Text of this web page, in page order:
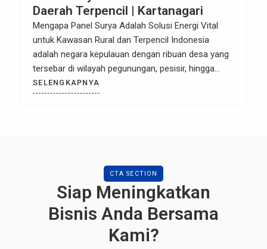
Daerah Terpencil | Kartanagari
Mengapa Panel Surya Adalah Solusi Energi Vital
untuk Kawasan Rural dan Terpencil Indonesia
adalah negara kepulauan dengan ribuan desa yang
tersebar di wilayah pegunungan, pesisir, hingga
pulau-pulau kecil. Bagi wilayah perkotaan, listrik
adalah komoditas yang “tinggal colok”. Namun, bagi
SELENGKAPNYA
CTA SECTION
Siap Meningkatkan
Bisnis Anda Bersama
Kami?